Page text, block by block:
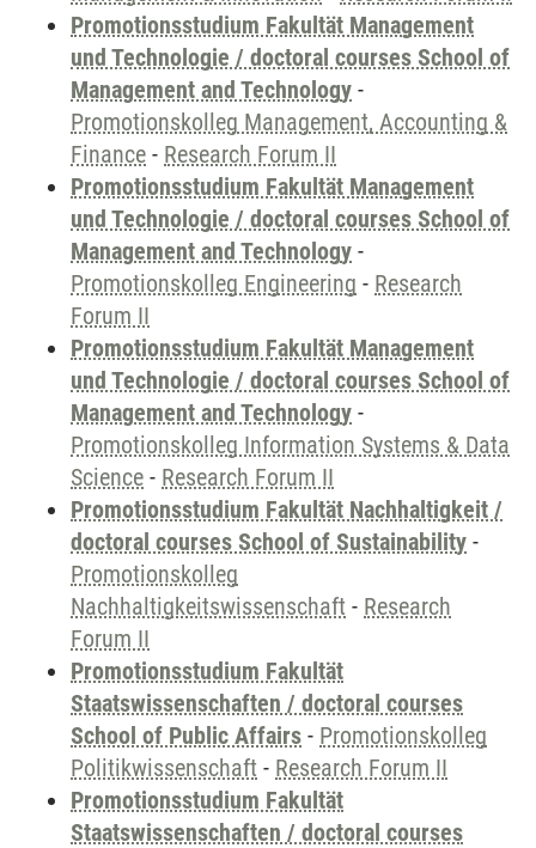
Promotionsstudium Fakultät Management
und Technologie / doctoral courses School of
Management and Technology -
Promotionskolleg Management, Accounting &
Finance - Research Forum II
Promotionsstudium Fakultät Management
und Technologie / doctoral courses School of
Management and Technology -
Promotionskolleg Engineering - Research
Forum II
Promotionsstudium Fakultät Management
und Technologie / doctoral courses School of
Management and Technology -
Promotionskolleg Information Systems & Data
Science - Research Forum II
Promotionsstudium Fakultät Nachhaltigkeit /
doctoral courses School of Sustainability -
Promotionskolleg
Nachhaltigkeitswissenschaft - Research
Forum II
Promotionsstudium Fakultät
Staatswissenschaften / doctoral courses
School of Public Affairs - Promotionskolleg
Politikwissenschaft - Research Forum II
Promotionsstudium Fakultät
Staatswissenschaften / doctoral courses